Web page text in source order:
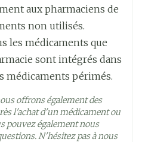
articulaires (y compris
arthrite et raideurs
globules blancs
ambiante (15°C -
aux pharmaciens de
non utilisés.
les médicaments que
sont intégrés dans
médicaments périmés.
offrons également des
l'achat d'un médicament ou
pouvez également nous
N'hésitez pas à nous